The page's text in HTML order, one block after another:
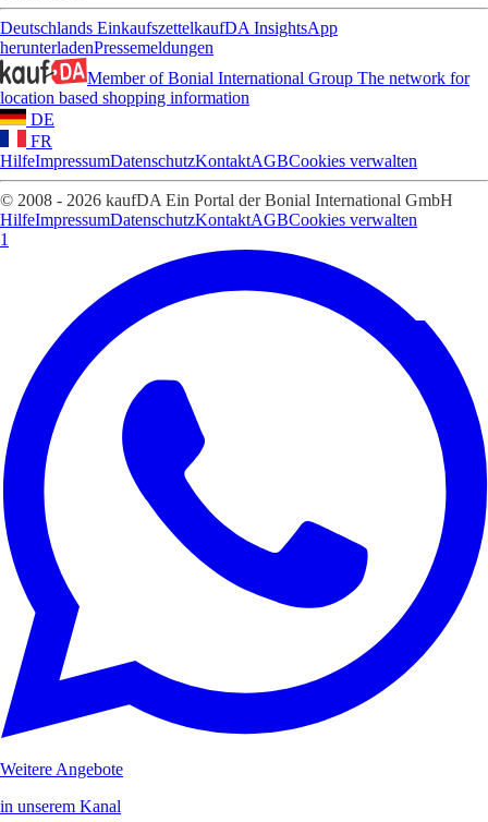
Deutschlands EinkaufszettelkaufDA InsightsApp
herunterladenPressemeldungen
Member of Bonial International Group The network for
location based shopping information
DE
FR
HilfeImpressumDatenschutzKontaktAGBCookies verwalten
© 2008 - 2026 kaufDA Ein Portal der Bonial International GmbH
HilfeImpressumDatenschutzKontaktAGBCookies verwalten
1
Weitere Angebote
in unserem Kanal